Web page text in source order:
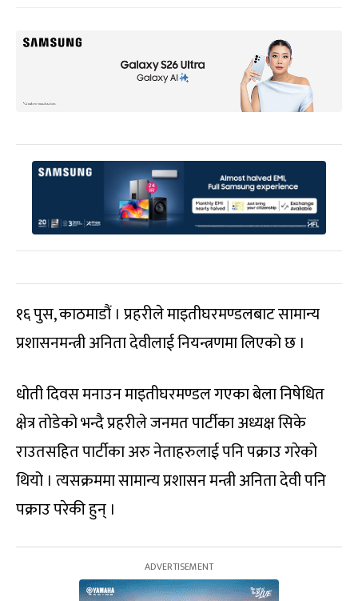
१६ पुस, काठमाडौं । प्रहरीले माइतीघरमण्डलबाट सामान्य
प्रशासनमन्त्री अनिता देवीलाई नियन्त्रणमा लिएको छ ।
धोती दिवस मनाउन माइतीघरमण्डल गएका बेला निषेधित
क्षेत्र तोडेको भन्दै प्रहरीले जनमत पार्टीका अध्यक्ष सिके
राउतसहित पार्टीका अरु नेताहरुलाई पनि पक्राउ गरेको
थियो । त्यसक्रममा सामान्य प्रशासन मन्त्री अनिता देवी पनि
पक्राउ परेकी हुन् ।